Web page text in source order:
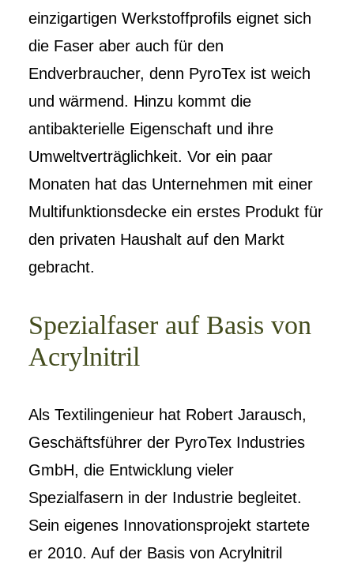
einzigartigen Werkstoffprofils eignet sich
die Faser aber auch für den
Endverbraucher, denn PyroTex ist weich
und wärmend. Hinzu kommt die
antibakterielle Eigenschaft und ihre
Umweltverträglichkeit. Vor ein paar
Monaten hat das Unternehmen mit einer
Multifunktionsdecke ein erstes Produkt für
den privaten Haushalt auf den Markt
gebracht.
Spezialfaser auf Basis von
Acrylnitril
Als Textilingenieur hat Robert Jarausch,
Geschäftsführer der PyroTex Industries
GmbH, die Entwicklung vieler
Spezialfasern in der Industrie begleitet.
Sein eigenes Innovationsprojekt startete
er 2010. Auf der Basis von Acrylnitril